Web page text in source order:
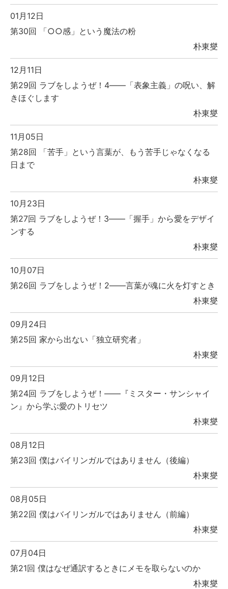
01月12日
第30回 「○○感」という魔法の粉
朴東燮
12月11日
第29回 ラブをしようぜ！4――「表象主義」の呪い、解
きほぐします
朴東燮
11月05日
第28回 「苦手」という言葉が、もう苦手じゃなくなる
日まで
朴東燮
10月23日
第27回 ラブをしようぜ！3――「握手」から愛をデザイ
ンする
朴東燮
10月07日
第26回 ラブをしようぜ！2――言葉が魂に火を灯すとき
朴東燮
09月24日
第25回 家から出ない「独立研究者」
朴東燮
09月12日
第24回 ラブをしようぜ！――『ミスター・サンシャイ
ン』から学ぶ愛のトリセツ
朴東燮
08月12日
第23回 僕はバイリンガルではありません（後編）
朴東燮
08月05日
第22回 僕はバイリンガルではありません（前編）
朴東燮
07月04日
第21回 僕はなぜ通訳するときにメモを取らないのか
朴東燮